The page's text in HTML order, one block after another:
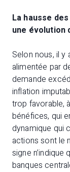
La hausse
une évolution
Selon nous, il y
alimentée par
demande
inflation
trop favorable,
bénéfices, qui
dynamique qui
actions sont le
signe
banques